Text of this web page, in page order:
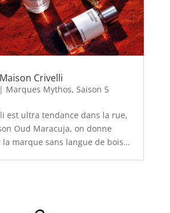
Crivelli
Marques Mythos, Saison 5
est ultra tendance dans la rue,
Oud Maracuja, on donne
la marque sans langue de bois…